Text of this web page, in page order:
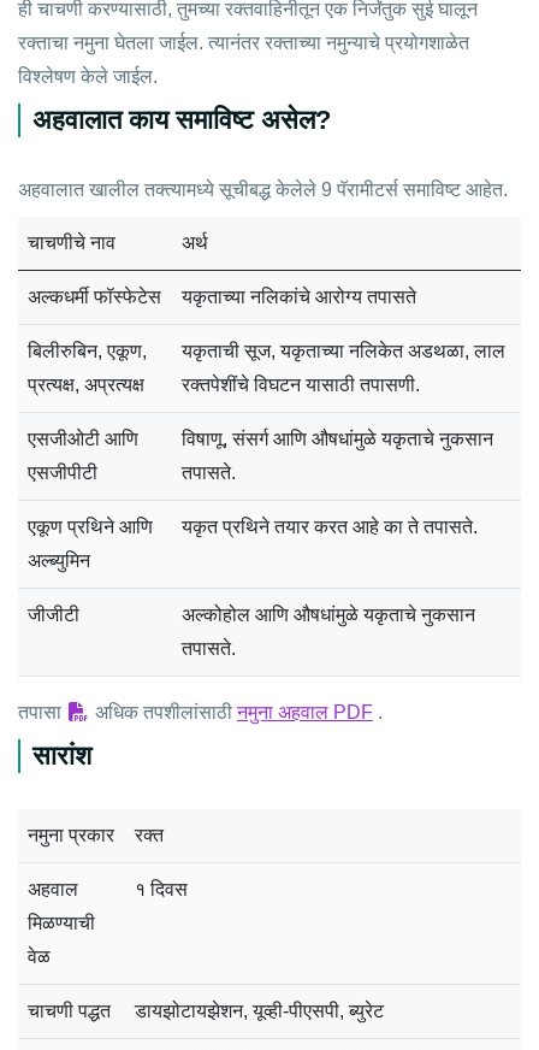
ही चाचणी करण्यासाठी, तुमच्या रक्तवाहिनीतून एक निर्जंतुक सुई घालून
रक्ताचा नमुना घेतला जाईल. त्यानंतर रक्ताच्या नमुन्याचे प्रयोगशाळेत
विश्लेषण केले जाईल.
अहवालात काय समाविष्ट असेल?
अहवालात खालील तक्त्यामध्ये सूचीबद्ध केलेले 9 पॅरामीटर्स समाविष्ट आहेत.
चाचणीचे नाव अर्थ
अल्कधर्मी फॉस्फेटेस यकृताच्या नलिकांचे आरोग्य तपासते
बिलीरुबिन, एकूण,
प्रत्यक्ष, अप्रत्यक्ष
यकृताची सूज, यकृताच्या नलिकेत अडथळा, लाल
रक्तपेशींचे विघटन यासाठी तपासणी.
एसजीओटी आणि
एसजीपीटी
विषाणू, संसर्ग आणि औषधांमुळे यकृताचे नुकसान
तपासते.
एकूण प्रथिने आणि
अल्ब्युमिन
यकृत प्रथिने तयार करत आहे का ते तपासते.
जीजीटी
अल्कोहोल आणि औषधांमुळे यकृताचे नुकसान
तपासते.
तपासा अधिक तपशीलांसाठीनमुना अहवाल PDF .
सारांश
नमुना प्रकार रक्त
अहवाल
मिळण्याची
वेळ
१ दिवस
चाचणी पद्धत डायझोटायझेशन, यूव्ही-पीएसपी, ब्युरेट